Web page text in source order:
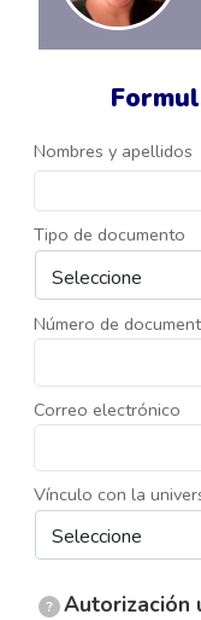
Nombres y apellidos
Tipo de documento
Número de
Correo electrónico
Vínculo con la
? Autorización